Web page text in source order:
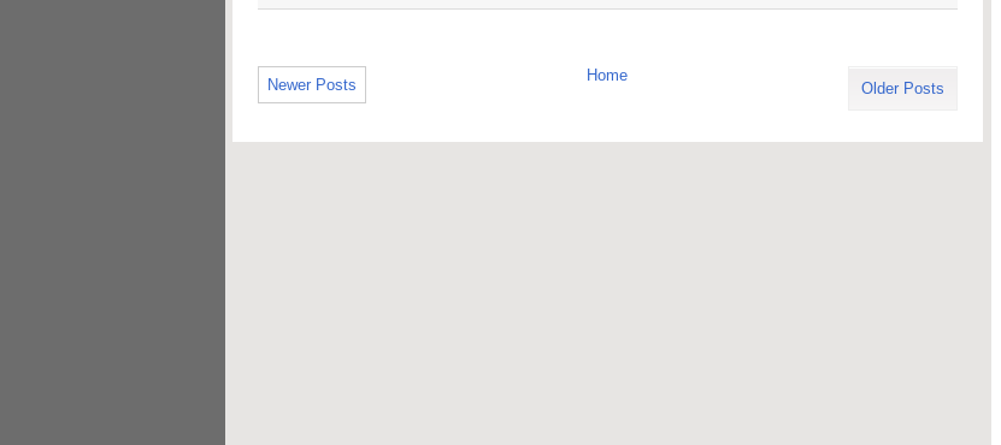
Newer Posts Older Posts
Home